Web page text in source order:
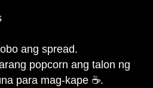
ang spread.
popcorn ang talon ng
para mag-kape ☕.